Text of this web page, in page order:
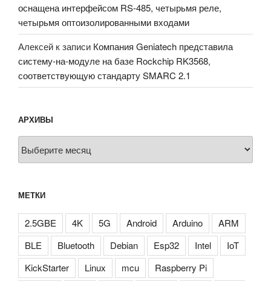
оснащена интерфейсом RS-485, четырьмя реле,
четырьмя оптоизолированными входами
Алексей к записи Компания Geniatech представила
систему-на-модуле на базе Rockchip RK3568,
соответствующую стандарту SMARC 2.1
АРХИВЫ
МЕТКИ
2.5GBE 4K 5G Android Arduino
ARM
BLE
Bluetooth Debian Esp32 Intel
IoT
KickStarter
Linux mcu
Raspberry Pi